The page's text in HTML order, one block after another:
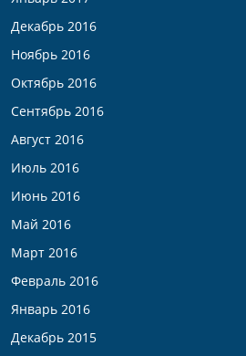
Декабрь 2016
Ноябрь 2016
Октябрь 2016
Сентябрь 2016
Август 2016
Июль 2016
Июнь 2016
Май 2016
Март 2016
Февраль 2016
Январь 2016
Декабрь 2015